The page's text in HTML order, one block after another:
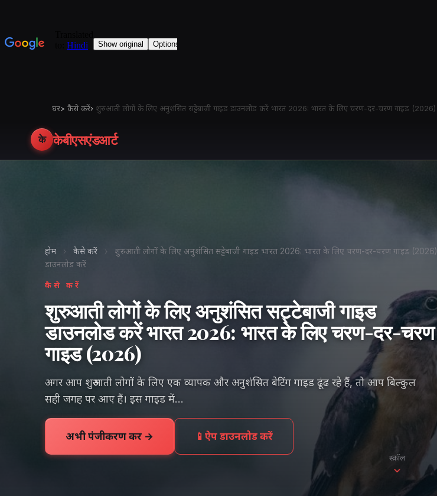
घर> कैसे करें› शुरुआती लोगों के लिए अनुशंसित सट्टेबाजी गाइड डाउनलोड करें भारत 2026: भारत के लिए चरण-दर-चरण गाइड (2026)
के केबीएसएंडआर्ट
होम › कैसे करें ›
शुरुआती लोगों के लिए अनुशंसित सट्टेबाजी गाइड भारत 2026: भारत के लिए चरण-दर-चरण गाइड (2026)
डाउनलोड करें
कैसे करें
शुरुआती लोगों के लिए अनुशंसित सट्टेबाजी गाइड
डाउनलोड करें भारत 2026: भारत के लिए चरण-दर-चरण
गाइड (2026)
अगर आप शुरुआती लोगों के लिए एक व्यापक और अनुशंसित बेटिंग गाइड ढूंढ रहे हैं, तो आप बिल्कुल
सही जगह पर आए हैं। इस गाइड में...
अभी पंजीकरण करें → 📱 ऐप डाउनलोड करें
स्क्रॉल